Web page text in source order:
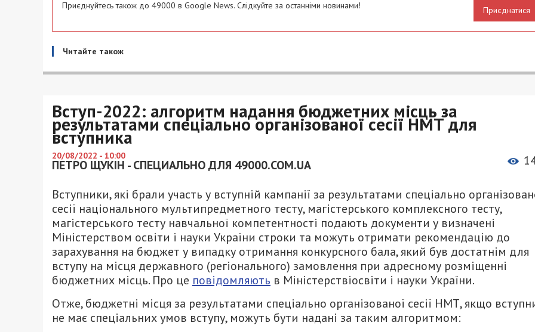
Приєднуйтесь також до 49000 в Google News. Слідкуйте за останніми новинами! Приєднатися
Читайте також
Вступ-2022: алгоритм надання бюджетних місць за
результатами спеціально організованої сесії НМТ для
вступника
20/08/2022 - 10:00
ПЕТРО ЩУКІН - СПЕЦИАЛЬНО ДЛЯ 49000.COM.UA
Вступники, які брали участь у вступній кампанії за результатами спеціально
сесії національного мультипредметного тесту, магістерського комплексного тесту,
магістерського тесту навчальної компетентності подають документи у визначені
Міністерством освіти і науки України строки та можуть отримати рекомендацію до
зарахування на бюджет у випадку отримання конкурсного бала, який був достатнім для
вступу на місця державного (регіонального) замовлення при адресному розміщенні
бюджетних місць. Про це повідомляють в Міністерствіосвіти і науки України.
Отже, бюджетні місця за результатами спеціально організованої сесії НМТ, якщо
не має спеціальних умов вступу, можуть бути надані за таким алгоритмом: